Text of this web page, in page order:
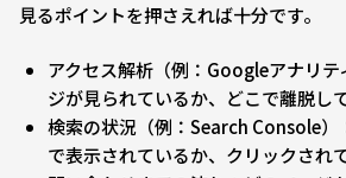
見るポイントを押さえれば十分です。
アクセス解析（例：Googleアナリテ
ジが見られているか、どこで離脱し
検索の状況（例：Search Console）
で表示されているか、クリックされ